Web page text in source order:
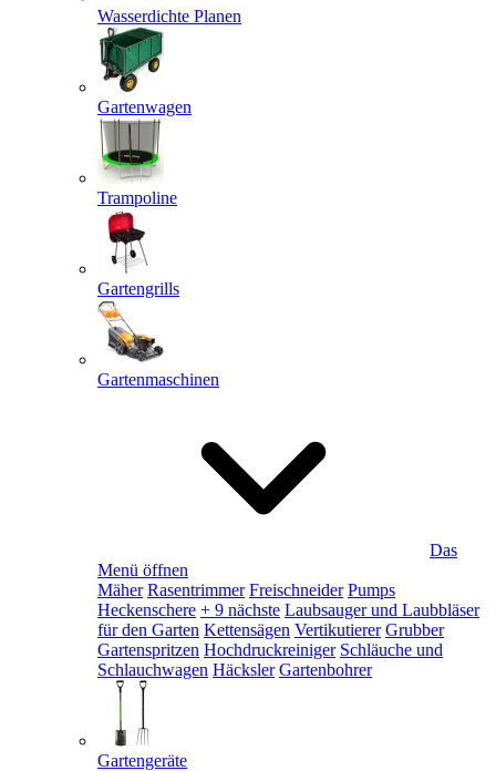
Wasserdichte Planen
Gartenwagen
Trampoline
Gartengrills
Gartenmaschinen
Das
Menü öffnen
Mäher Rasentrimmer Freischneider Pumps
Heckenschere + 9 nächste Laubsauger und Laubbläser
für den Garten Kettensägen Vertikutierer Grubber
Gartenspritzen Hochdruckreiniger Schläuche und
Schlauchwagen Häcksler Gartenbohrer
Gartengeräte